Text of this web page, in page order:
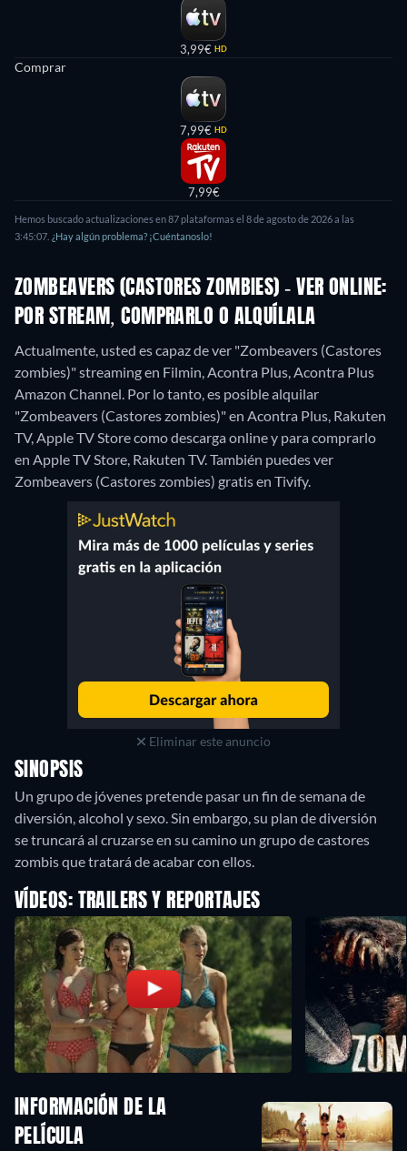
3,99€ HD
Comprar
7,99€ HD
7,99€
Hemos buscado actualizaciones en 87 plataformas el 8 de agosto de 2026 a las
3:45:07. ¿Hay algún problema? ¡Cuéntanoslo!
ZOMBEAVERS (CASTORES ZOMBIES) - VER ONLINE:
POR STREAM, COMPRARLO O ALQUÍLALA
Actualmente, usted es capaz de ver "Zombeavers (Castores
zombies)" streaming en Filmin, Acontra Plus, Acontra Plus
Amazon Channel. Por lo tanto, es posible alquilar
"Zombeavers (Castores zombies)" en Acontra Plus, Rakuten
TV, Apple TV Store como descarga online y para comprarlo
en Apple TV Store, Rakuten TV.También puedes ver
Zombeavers (Castores zombies) gratis en Tivify.
Eliminar este anuncio
SINOPSIS
Un grupo de jóvenes pretende pasar un fin de semana de
diversión, alcohol y sexo. Sin embargo, su plan de diversión
se truncará al cruzarse en su camino un grupo de castores
zombis que tratará de acabar con ellos.
VÍDEOS: TRAILERS Y REPORTAJES
INFORMACIÓN DE LA
PELÍCULA